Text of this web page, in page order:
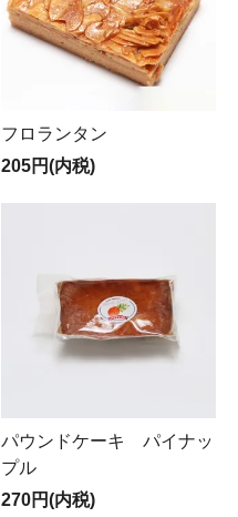
フロランタン
205円(内税)
パウンドケーキ パイナッ
プル
270円(内税)